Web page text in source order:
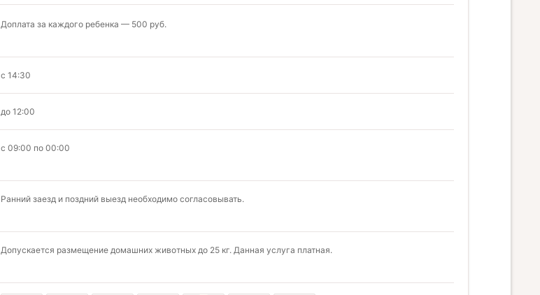
Доплата за каждого ребенка — 500 руб.
с 14:30
до 12:00
с 09:00 по 00:00
Ранний заезд и поздний выезд необходимо согласовывать.
Допускается размещение домашних животных до 25 кг. Данная услуга платная.